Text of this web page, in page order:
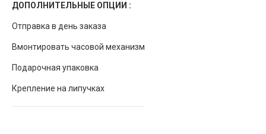
ДОПОЛНИТЕЛЬНЫЕ ОПЦИИ :
Отправка в день заказа
Вмонтировать часовой механизм
Подарочная упаковка
Крепление на липучках